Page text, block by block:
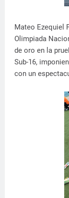
Mateo Ezequiel
Olimpiada
de oro en la
Sub-16,
con un